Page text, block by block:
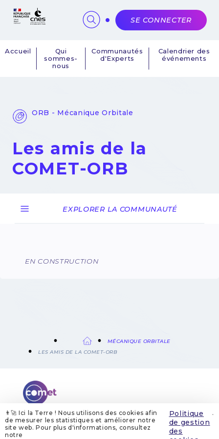
👨‍🚀 Ici la Terre ! Nous utilisons des cookies afin
de mesurer les statistiques et améliorer notre
site web. Pour plus d'informations, consultez
notre
Politique
de gestion
des
.
Navigation
Accueil
Qui
sommes-
nous
Communautés
d'Experts
Calendrier des
événements
SE CONNECTER
ORB - Mécanique Orbitale
Les amis de la
COMET-ORB
EXPLORER LA COMMUNAUTÉ
EN CONSTRUCTION
FIL
MÉCANIQUE ORBITALE
LES AMIS DE LA COMET-ORB
QUI SOMMES-NOUS
MENTIONS LÉGALES
GESTION DES COOKIES
POLITIQUE DE GESTION DES COOKIES